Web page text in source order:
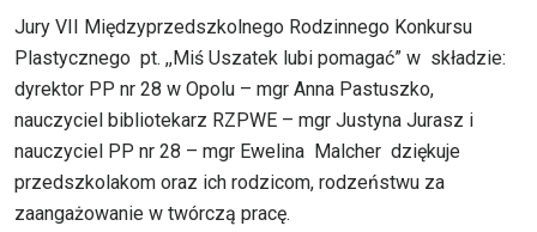
Jury VII Międzyprzedszkolnego Rodzinnego Konkursu
Plastycznego pt. ,,Miś Uszatek lubi pomagać” w składzie:
dyrektor PP nr 28 w Opolu – mgr Anna Pastuszko,
nauczyciel bibliotekarz RZPWE – mgr Justyna Jurasz i
nauczyciel PP nr 28 – mgr Ewelina Malcher dziękuje
przedszkolakom oraz ich rodzicom, rodzeństwu za
zaangażowanie w twórczą pracę.